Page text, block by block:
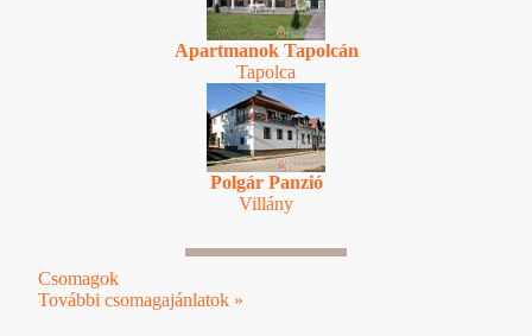
Apartmanok Tapolcán
Tapolca
Polgár Panzió
Villány
Csomagok
További csomagajánlatok »